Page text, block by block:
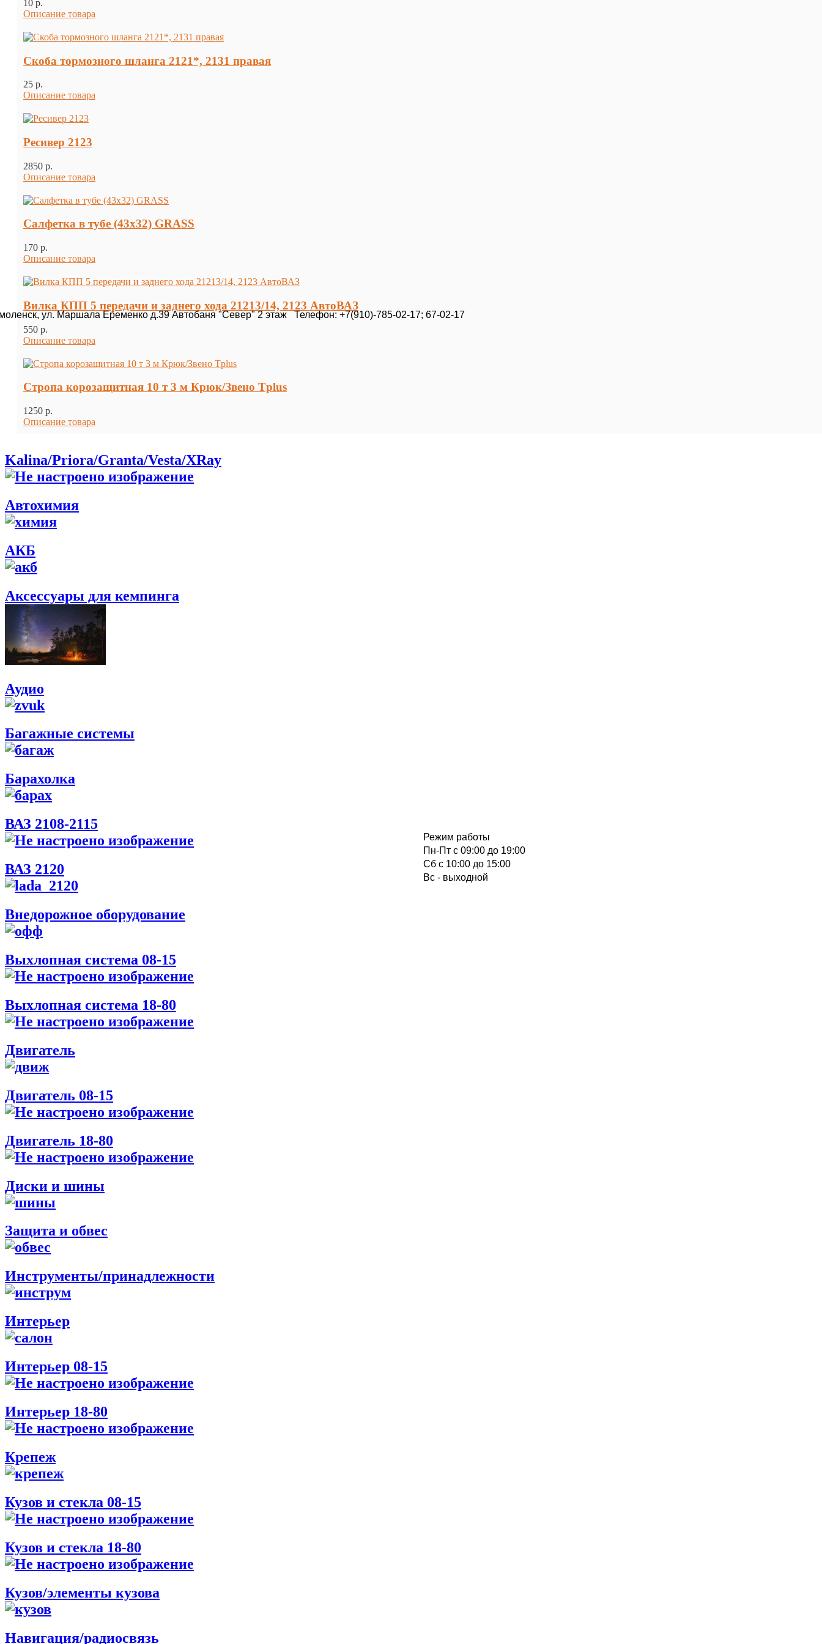
Режим работы
Пн-Пт с 09:00 до 19:00
Cб с 10:00 до 15:00
Вс - выходной
ул. Маршала Еременко д.39 Автобаня "Север" 2 этаж Телефон: +7(910)-785-02-17; 67-02-17
10 p.
Описание товара
Скоба тормозного шланга 2121*, 2131 правая
25 p.
Описание товара
Ресивер 2123
2850 p.
Описание товара
Салфетка в тубе (43х32) GRASS
170 p.
Описание товара
Вилка КПП 5 передачи и заднего хода 21213/14, 2123 АвтоВАЗ
550 p.
Описание товара
Стропа корозащитная 10 т 3 м Крюк/Звено Tplus
1250 p.
Описание товара
Kalina/Priora/Granta/Vesta/XRay
Автохимия
АКБ
Аксессуары для кемпинга
Аудио
Багажные системы
Барахолка
ВАЗ 2108-2115
ВАЗ 2120
Внедорожное оборудование
Выхлопная система 08-15
Выхлопная система 18-80
Двигатель
Двигатель 08-15
Двигатель 18-80
Диски и шины
Защита и обвес
Инструменты/принадлежности
Интерьер
Интерьер 08-15
Интерьер 18-80
Крепеж
Кузов и стекла 08-15
Кузов и стекла 18-80
Кузов/элементы кузова
Навигация/радиосвязь